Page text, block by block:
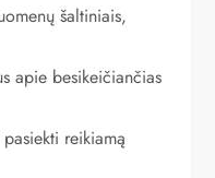
šaltiniais,
apie besikeičiančias
reikiamą